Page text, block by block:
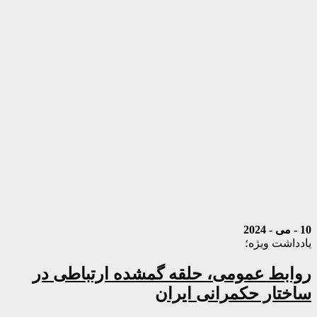
10 - می - 2024
یادداشت ویژه؛
روابط عمومی، حلقه گمشده ارتباطی در
ساختار حکمرانی ایران